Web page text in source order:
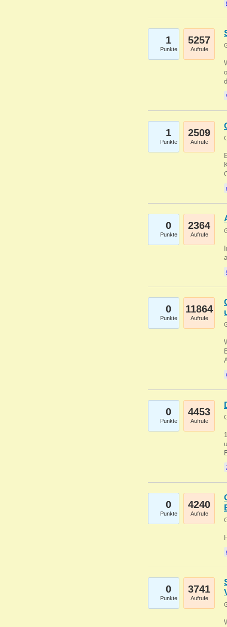
1
Punkte
5257
Aufrufe
1
Punkte
2509
Aufrufe
0
Punkte
2364
Aufrufe
0
Punkte
11864
Aufrufe
0
Punkte
4453
Aufrufe
0
Punkte
4240
Aufrufe
0
Punkte
3741
Aufrufe